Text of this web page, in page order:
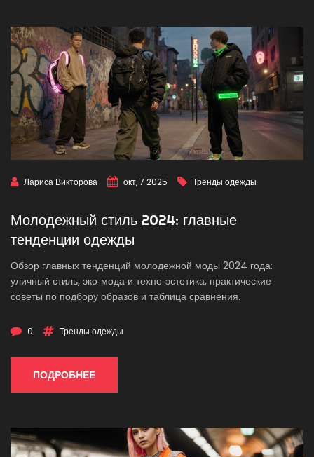
Лариса Викторова окт, 7 2025 Тренды одежды
Молодежный стиль 2024: главные
тенденции одежды
Обзор главных тенденций молодежной моды 2024 года:
уличный стиль, эко‑мода и техно‑эстетика, практические
советы по подбору образов и таблица сравнения.
0 Тренды одежды
ПОДРОБНЕЕ